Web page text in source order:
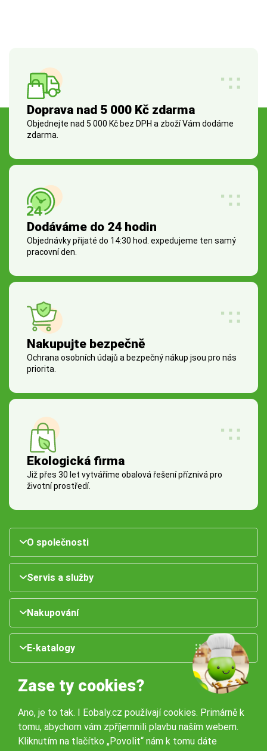
Doprava nad 5 000 Kč zdarma
Objednejte nad 5 000 Kč bez DPH a zboží Vám dodáme
zdarma.
Dodáváme do 24 hodin
Objednávky přijaté do 14:30 hod. expedujeme ten samý
pracovní den.
Nakupujte bezpečně
Ochrana osobních údajů a bezpečný nákup jsou pro nás
priorita.
Ekologická firma
Již přes 30 let vytváříme obalová řešení příznivá pro
životní prostředí.
O společnosti
Servis a služby
Nakupování
E-katalogy
Zase ty cookies?
Ano, je to tak. I Eobaly.cz používají cookies. Primárně k
tomu, abychom vám zpříjemnili plavbu naším webem.
Kliknutím na tlačítko „Povolit“ nám k tomu dáte